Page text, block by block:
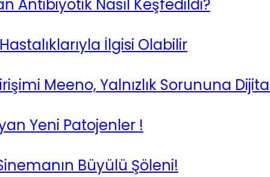
Nasıl Keşfedildi?
İlgisi Olabilir
Meeno, Yalnızlık Sorununa Dijital
Patojenler !
Büyülü Şöleni!